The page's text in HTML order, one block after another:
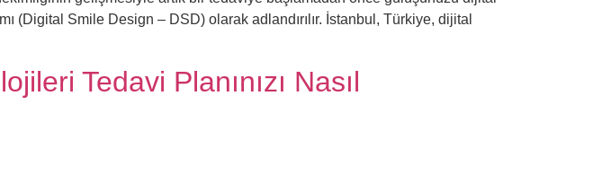
(Digital Smile Design – DSD) olarak adlandırılır. İstanbul, Türkiye, dijital
Tedavi Planınızı Nasıl